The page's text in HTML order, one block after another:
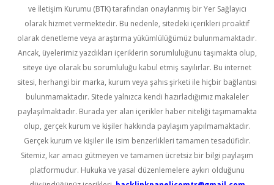
ve İletişim Kurumu (BTK) tarafından onaylanmış bir Yer Sağlayıcı
olarak hizmet vermektedir. Bu nedenle, sitedeki içerikleri proaktif
olarak denetleme veya araştırma yükümlülüğümüz bulunmamaktadır.
Ancak, üyelerimiz yazdıkları içeriklerin sorumluluğunu taşımakta olup,
siteye üye olarak bu sorumluluğu kabul etmiş sayılırlar. Bu internet
sitesi, herhangi bir marka, kurum veya şahıs şirketi ile hiçbir bağlantısı
bulunmamaktadır. Sitede yalnızca kendi hazırladığımız makaleler
paylaşılmaktadır. Burada yer alan içerikler haber niteliği taşımamakta
olup, gerçek kurum ve kişiler hakkında paylaşım yapılmamaktadır.
Gerçek kurum ve kişiler ile isim benzerlikleri tamamen tesadüfidir.
Sitemiz, kar amacı gütmeyen ve tamamen ücretsiz bir bilgi paylaşım
platformudur. Hukuka ve yasal düzenlemelere aykırı olduğunu